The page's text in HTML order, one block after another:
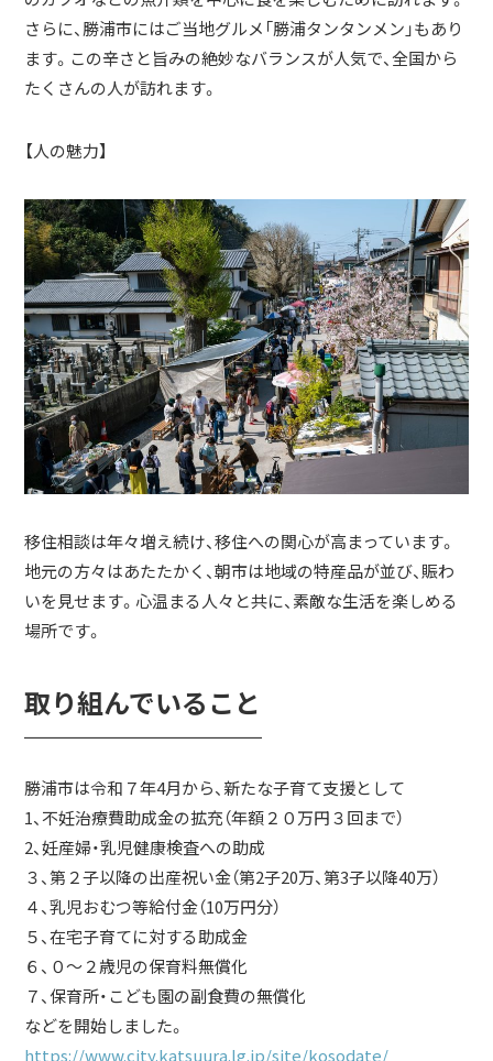
さらに、勝浦市にはご当地グルメ「勝浦タンタンメン」もあり
ます。この辛さと旨みの絶妙なバランスが人気で、全国から
たくさんの人が訪れます。
【人の魅力】
移住相談は年々増え続け、移住への関心が高まっています。
地元の方々はあたたかく、朝市は地域の特産品が並び、賑わ
いを見せます。心温まる人々と共に、素敵な生活を楽しめる
場所です。
取り組んでいること
￣￣￣￣￣￣￣￣￣
勝浦市は令和７年4月から、新たな子育て支援として
1、不妊治療費助成金の拡充（年額２０万円３回まで）
2、妊産婦・乳児健康検査への助成
３、第２子以降の出産祝い金（第2子20万、第3子以降40万）
４、乳児おむつ等給付金（10万円分）
５、在宅子育てに対する助成金
６、０～２歳児の保育料無償化
７、保育所・こども園の副食費の無償化
などを開始しました。
https://www.city.katsuura.lg.jp/site/kosodate/